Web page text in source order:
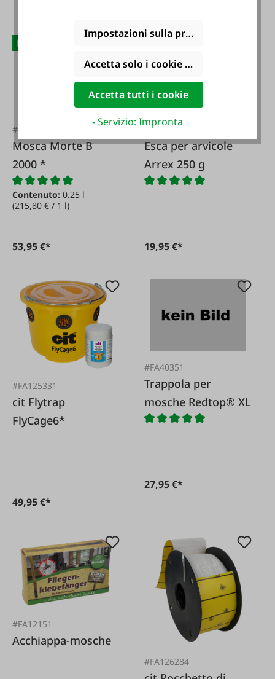
Bio geeignet
#FA40338
Mosca Morte B
2000 *
Contenuto: 0.25 l
(215,80 € / 1 l)
53,95 €*
#FA113760
Esca per arvicole
Arrex 250 g
19,95 €*
#FA125331
cit Flytrap
FlyCage6*
49,95 €*
#FA40351
Trappola per
mosche Redtop® XL
27,95 €*
#FA12151
Acchiappa-mosche
#FA126284
Impostazioni sulla privacy
Accetta solo i cookie funzionali
Accetta tutti i cookie
- Servizio: Impronta